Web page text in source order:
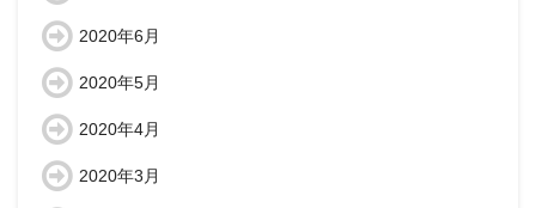
2020年6月
2020年5月
2020年4月
2020年3月